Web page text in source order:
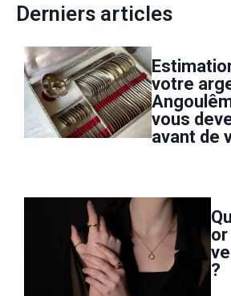
Derniers articles
votre
vous
avant de
or
?